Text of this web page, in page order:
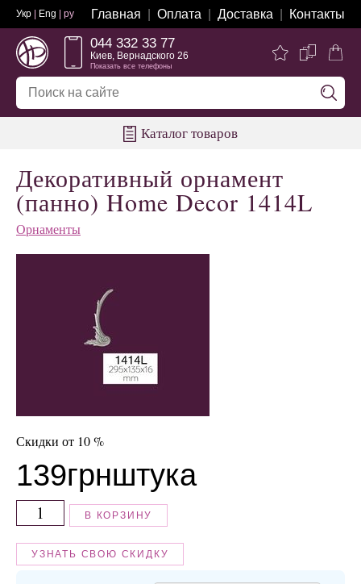
Укр Eng | ру Главная Оплата Доставка Контакты
044 332 33 77
Киев, Вернадского 26
Показать все телефоны
Каталог товаров
Декоративный орнамент
(панно) Home Decor 1414L
Орнаменты
Скидки от 10 %
139грнштука
В КОРЗИНУ
УЗНАТЬ СВОЮ СКИДКУ